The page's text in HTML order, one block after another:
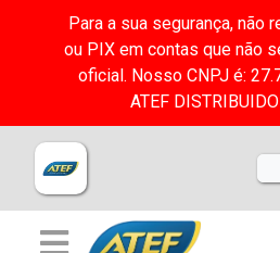
Para a sua segurança, não
ou PIX em contas que não
oficial. Nosso CNPJ é:
ATEF